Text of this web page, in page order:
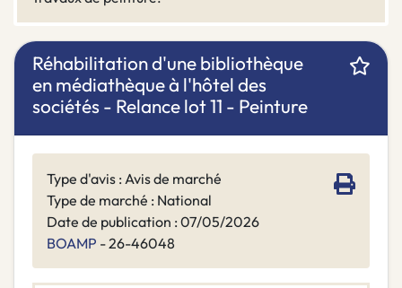
Réhabilitation d'une bibliothèque
en médiathèque à l'hôtel des
sociétés - Relance lot 11 - Peinture
Type d'avis : Avis de marché
Type de marché : National
Date de publication : 07/05/2026
BOAMP - 26-46048